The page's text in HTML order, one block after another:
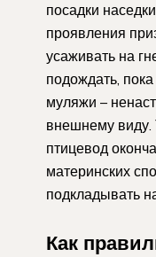
посадки
проявления
усаживать на
подождать,
муляжи –
внешнему виду.
птицевод
материнских
подкладывать
Как